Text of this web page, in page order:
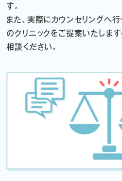
す。
また、実際にカウンセリングへ
のクリニックをご提案いたしま
相談ください。